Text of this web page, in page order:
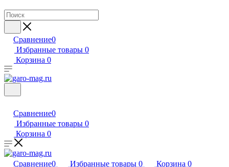
Сравнение0
Избранные товары 0
Корзина 0
Сравнение0
Избранные товары 0
Корзина 0
Сравнение0 Избранные товары 0 Корзина 0